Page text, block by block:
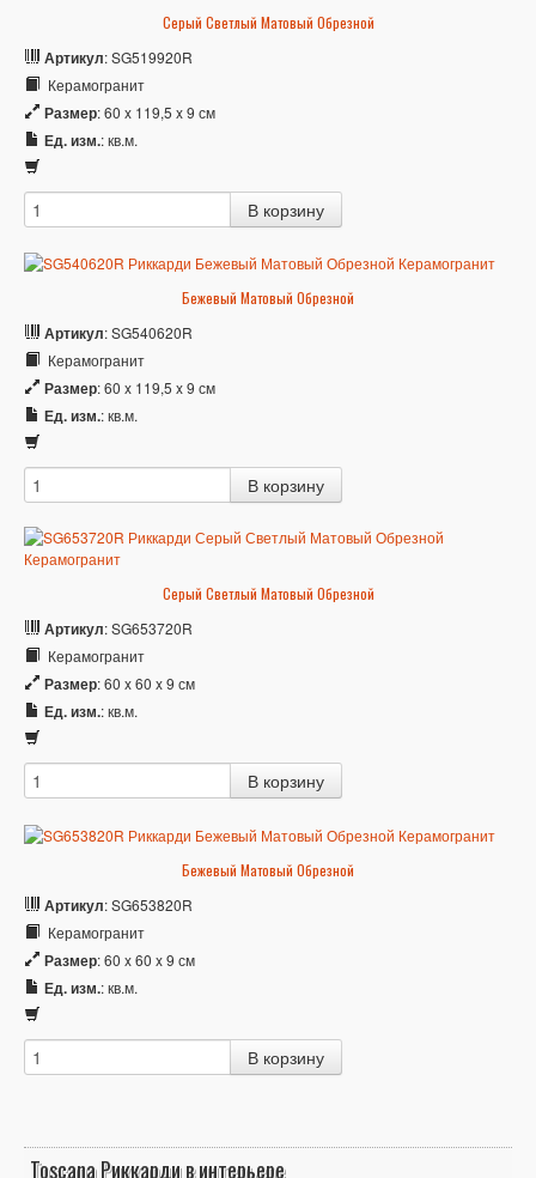
Серый Светлый Матовый Обрезной
Артикул: SG519920R
Керамогранит
Размер: 60 x 119,5 x 9 см
Ед. изм.: кв.м.
Бежевый Матовый Обрезной
Артикул: SG540620R
Керамогранит
Размер: 60 x 119,5 x 9 см
Ед. изм.: кв.м.
Серый Светлый Матовый Обрезной
Артикул: SG653720R
Керамогранит
Размер: 60 x 60 x 9 см
Ед. изм.: кв.м.
Бежевый Матовый Обрезной
Артикул: SG653820R
Керамогранит
Размер: 60 x 60 x 9 см
Ед. изм.: кв.м.
Toscana Риккарди в интерьере